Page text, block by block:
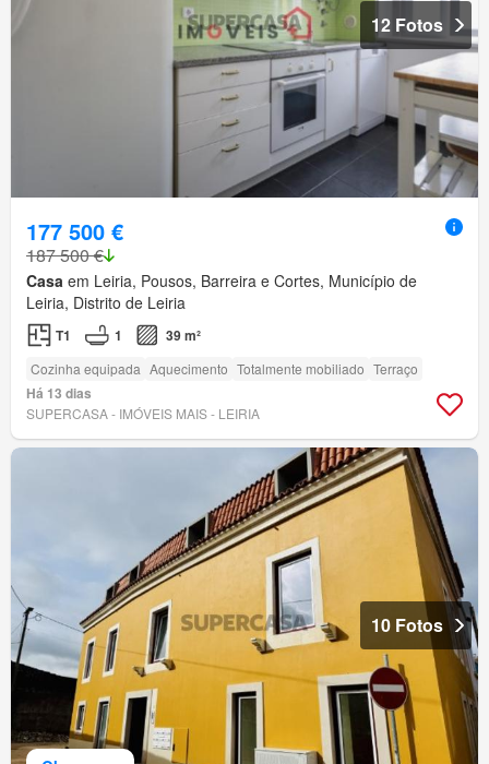
12 Fotos
177 500 €
187 500 €
Casa em Leiria, Pousos, Barreira e Cortes, Município de
Leiria, Distrito de Leiria
T1 1 39 m²
Cozinha equipada Aquecimento Totalmente mobiliado Terraço
Há 13 dias
SUPERCASA - IMÓVEIS MAIS - LEIRIA
10 Fotos